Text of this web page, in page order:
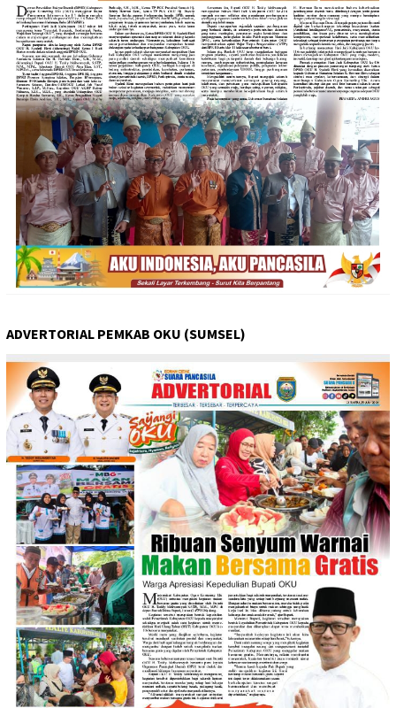
ADVERTORIAL PEMKAB OKU (SUMSEL)